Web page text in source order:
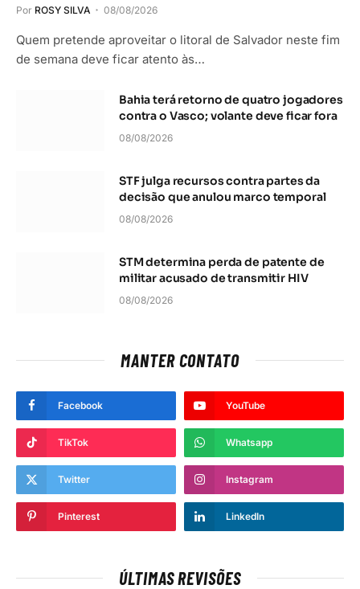
Por ROSY SILVA 08/08/2026
Quem pretende aproveitar o litoral de Salvador neste fim
de semana deve ficar atento às…
Bahia terá retorno de quatro jogadores
contra o Vasco; volante deve ficar fora
08/08/2026
STF julga recursos contra partes da
decisão que anulou marco temporal
08/08/2026
STM determina perda de patente de
militar acusado de transmitir HIV
08/08/2026
MANTER CONTATO
Facebook YouTube
TikTok Whatsapp
Twitter Instagram
Pinterest LinkedIn
ÚLTIMAS REVISÕES